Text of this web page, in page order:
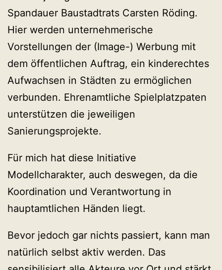
Spandauer Baustadtrats Carsten Röding.
Hier werden unternehmerische
Vorstellungen der (Image-) Werbung mit
dem öffentlichen Auftrag, ein kinderechtes
Aufwachsen in Städten zu ermöglichen
verbunden. Ehrenamtliche Spielplatzpaten
unterstützen die jeweiligen
Sanierungsprojekte.
Für mich hat diese Initiative
Modellcharakter, auch deswegen, da die
Koordination und Verantwortung in
hauptamtlichen Händen liegt.
Bevor jedoch gar nichts passiert, kann man
natürlich selbst aktiv werden. Das